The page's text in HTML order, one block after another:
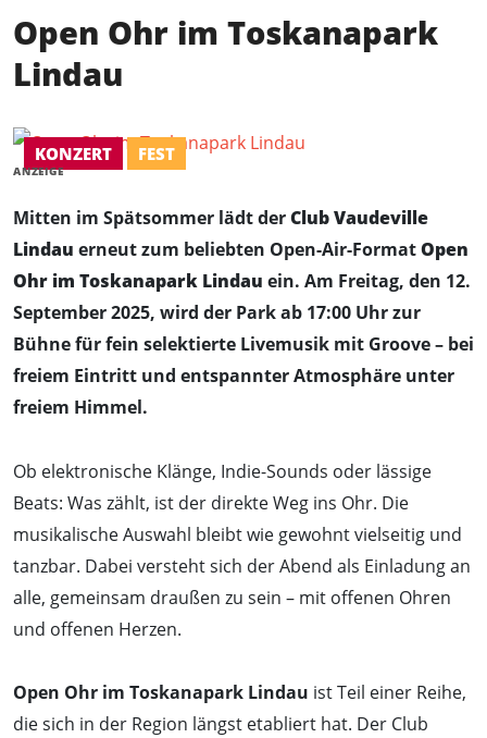
Open Ohr im Toskanapark
Lindau
KONZERT FEST
ANZEIGE
Mitten im Spätsommer lädt derClub Vaudeville
Lindau erneut zum beliebten Open-Air-FormatOpen
Ohr im Toskanapark Lindau ein. Am Freitag, den 12.
September 2025, wird der Park ab 17:00 Uhr zur
Bühne für fein selektierte Livemusik mit Groove – bei
freiem Eintritt und entspannter Atmosphäre unter
freiem Himmel.
Ob elektronische Klänge, Indie-Sounds oder lässige
Beats: Was zählt, ist der direkte Weg ins Ohr. Die
musikalische Auswahl bleibt wie gewohnt vielseitig und
tanzbar. Dabei versteht sich der Abend als Einladung an
alle, gemeinsam draußen zu sein – mit offenen Ohren
und offenen Herzen.
Open Ohr im Toskanapark Lindau ist Teil einer Reihe,
die sich in der Region längst etabliert hat. Der Club